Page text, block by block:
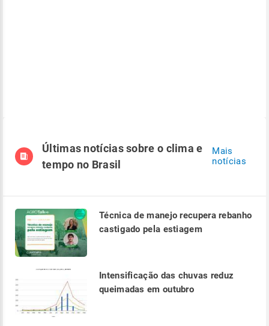
Últimas notícias sobre o clima e
tempo no Brasil
Mais
notícias
Técnica de manejo recupera rebanho
castigado pela estiagem
Intensificação das chuvas reduz
queimadas em outubro